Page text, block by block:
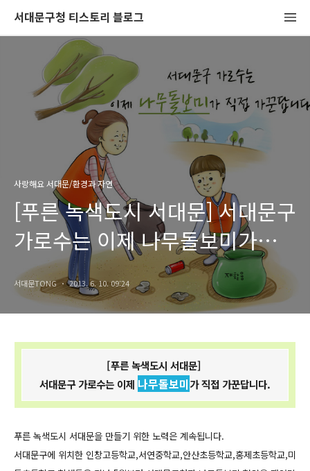
서대문구청 티스토리 블로그
사랑해요 서대문/환경과 자연
[푸른 녹색도시 서대문] 서대문구
가로수는 이제 나무돌보미가
직접 가꾼답니다.
서대문TONG 2013. 6. 10. 09:24
[푸른 녹색도시 서대문]
서대문구 가로수는 이제 나무돌보미가 직접 가꾼답니다.
푸른 녹색도시 서대문을 만들기 위한 노력은 계속됩니다.
서대문구에 위치한 인창고등학교,서연중학교,안산초등학교,홍제초등학교,미